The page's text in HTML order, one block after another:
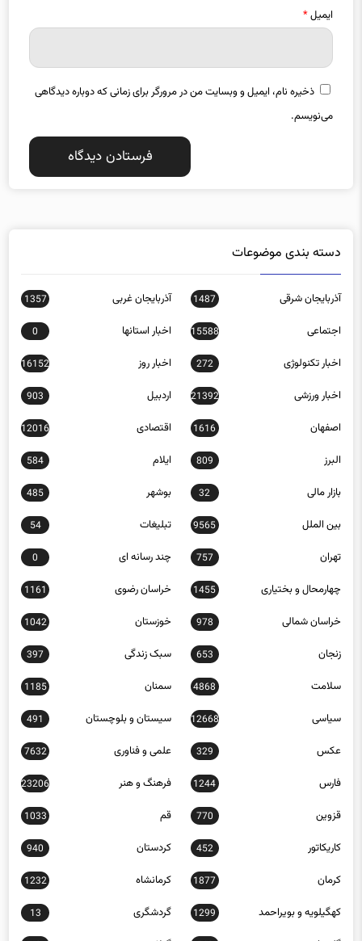
ایمیل*
ذخیره نام، ایمیل و وبسایت من در مرورگر برای زمانی که دوباره دیدگاهی
می‌نویسم.
دسته بندی موضوعات
آذربایجان شرقی 1487 آذربایجان غربی 1357
اجتماعی 15588 اخبار استانها 0
اخبار تکنولوژی 272 اخبار روز 16152
اخبار ورزشی 21392 اردبیل 903
اصفهان 1616 اقتصادی 12016
البرز 809 ایلام 584
بازار مالی 32 بوشهر 485
بین الملل 9565 تبلیغات 54
تهران 757 چند رسانه ای 0
چهارمحال و بختیاری 1455 خراسان رضوی 1161
خراسان شمالی 978 خوزستان 1042
زنجان 653 سبک زندگی 397
سلامت 4868 سمنان 1185
سیاسی 12668 سیستان و بلوچستان 491
عکس 329 علمی و فناوری 7632
فارس 1244 فرهنگ و هنر 23206
قزوین 770 قم 1033
کاریکاتور 452 کردستان 940
کرمان 1877 کرمانشاه 1232
کهگیلویه و بویراحمد 1299 گردشگری 13